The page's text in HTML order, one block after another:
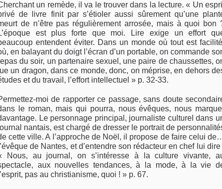
un remède, il va le trouver dans la lecture. « Un
de livre finit par s’étioler aussi sûrement qu’une
de n’être pas régulièrement arrosée, mais à quoi bon
est plus forte que moi. Lire exige un effort
entendent éviter. Dans un monde où tout est
en balayant du doigt l’écran d’un portable, on commande
du soir, un partenaire sexuel, une paire de chaussettes,
un dragon, dans ce monde, donc, on méprise, en dehors
et du travail, l’effort intellectuel » p. 32-33.
moi de rapporter ce passage, sans doute
le roman, mais qui pourra, nous évêques, nous
Le personnage principal, journaliste culturel dans
nantais, est chargé de dresser le portrait de
cette ville. A l’approche de Noël, il propose de faire celui
de Nantes, et d’entendre son rédacteur en chef lui dire
Nous, au journal, on s’intéresse à la culture vivante,
aux nouvelles tendances, à la mode, à la vie
pas au christianisme, quoi ! » p. 67.